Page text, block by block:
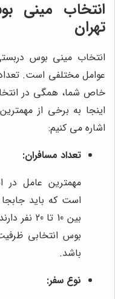
انتخاب مینی
تهران
انتخاب مینی بوس
عوامل مختلفی است.
خاص شما، همگی در
اینجا به برخی از
اشاره می کنیم:
تعداد مسافران:
مهمترین عامل در
است که باید
بین 10
بوس انتخابی
باشد.
نوع سفر: